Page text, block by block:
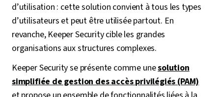
d’utilisation : cette solution convient à tous les types
d’utilisateurs et peut être utilisée partout. En
revanche, Keeper Security cible les grandes
organisations aux structures complexes.
Keeper Security se présente comme unesolution
simplifiée de gestion des accès privilégiés (PAM)